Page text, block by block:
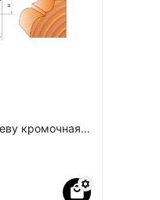
кромочная
2022